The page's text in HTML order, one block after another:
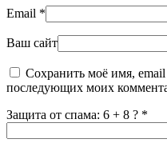
Email *
Ваш сайт
Сохранить моё имя, email
последующих моих
Защита от спама: 6 + 8 ? *